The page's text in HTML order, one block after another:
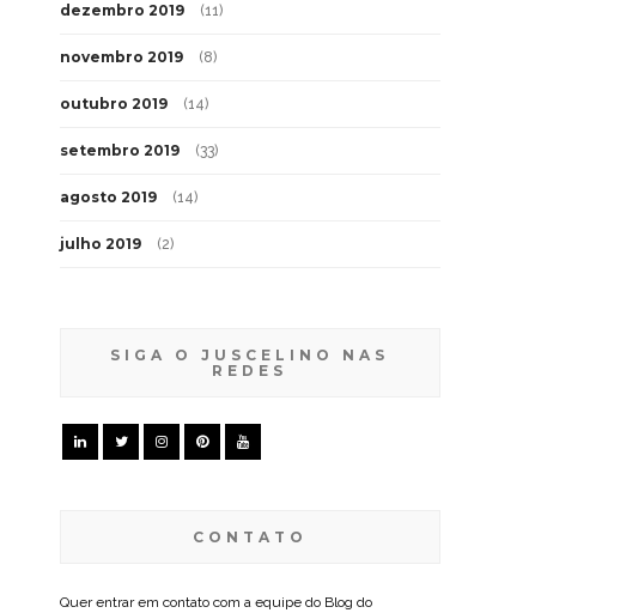
dezembro 2019 (11)
novembro 2019 (8)
outubro 2019 (14)
setembro 2019 (33)
agosto 2019 (14)
julho 2019 (2)
SIGA O JUSCELINO NAS
REDES
CONTATO
Quer entrar em contato com a equipe do Blog do